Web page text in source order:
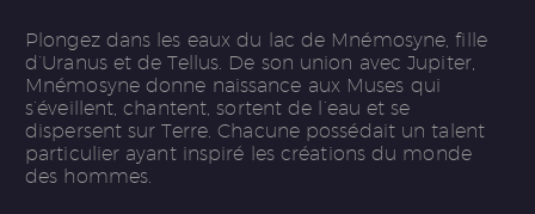
Plongez dans les eaux du lac de Mnémosyne, fille
d’Uranus et de Tellus. De son union avec Jupiter,
Mnémosyne donne naissance aux Muses qui
s’éveillent, chantent, sortent de l’eau et se
dispersent sur Terre. Chacune possédait un talent
particulier ayant inspiré les créations du monde
des hommes.